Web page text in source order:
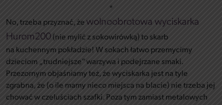
*
No, trzeba przyznać, że wolnoobrotowa wyciskarka
Hurom200 (nie mylić z sokowirówką) to skarb
na kuchennym pokładzie! W sokach łatwo przemycimy
dzieciom „trudniejsze” warzywa i podejrzane smaki.
Przezornym objaśniamy też, że wyciskarka jest na tyle
zgrabna, że (o ile mamy nieco miejsca na blacie) nie trzeba jej
chować w czeluściach szafki. Poza tym zamiast metalowych